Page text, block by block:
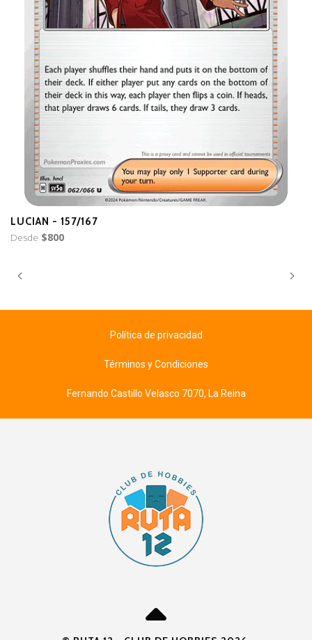
LUCIAN - 157/167
Desde $800
Política de privacidad
Términos y Condiciones
Fernando Castillo Velasco 7070, La Reina